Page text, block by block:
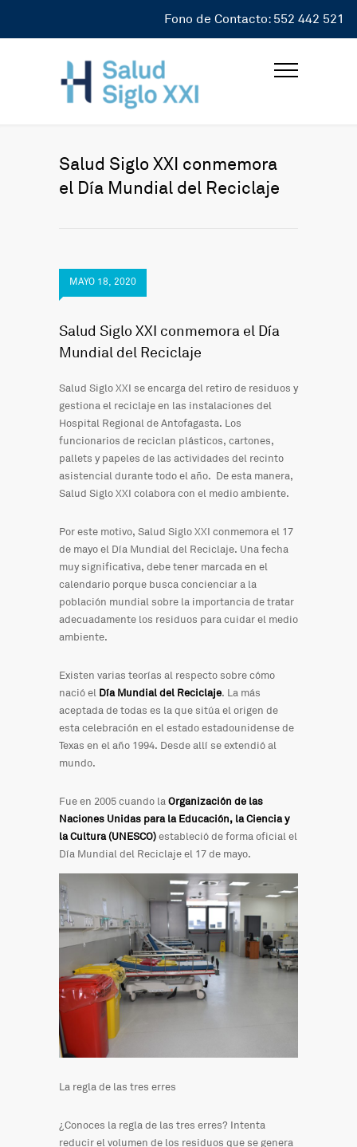
Fono de Contacto: 552 442 521
Salud Siglo XXI conmemora
el Día Mundial del Reciclaje
MAYO 18, 2020
Salud Siglo XXI conmemora el Día
Mundial del Reciclaje
Salud Siglo XXI se encarga del retiro de residuos y
gestiona el reciclaje en las instalaciones del
Hospital Regional de Antofagasta. Los
funcionarios de reciclan plásticos, cartones,
pallets y papeles de las actividades del recinto
asistencial durante todo el año. De esta manera,
Salud Siglo XXI colabora con el medio ambiente.
Por este motivo, Salud Siglo XXI conmemora el 17
de mayo el Día Mundial del Reciclaje. Una fecha
muy significativa, debe tener marcada en el
calendario porque busca concienciar a la
población mundial sobre la importancia de tratar
adecuadamente los residuos para cuidar el medio
ambiente.
Existen varias teorías al respecto sobre cómo
nació el Día Mundial del Reciclaje. La más
aceptada de todas es la que sitúa el origen de
esta celebración en el estado estadounidense de
Texas en el año 1994. Desde allí se extendió al
mundo.
Fue en 2005 cuando laOrganización de las
Naciones Unidas para la Educación, la Ciencia y
la Cultura (UNESCO)estableció de forma oficial el
Día Mundial del Reciclaje el 17 de mayo.
La regla de las tres erres
¿Conoces la regla de las tres erres? Intenta
reducir el volumen de los residuos que se genera